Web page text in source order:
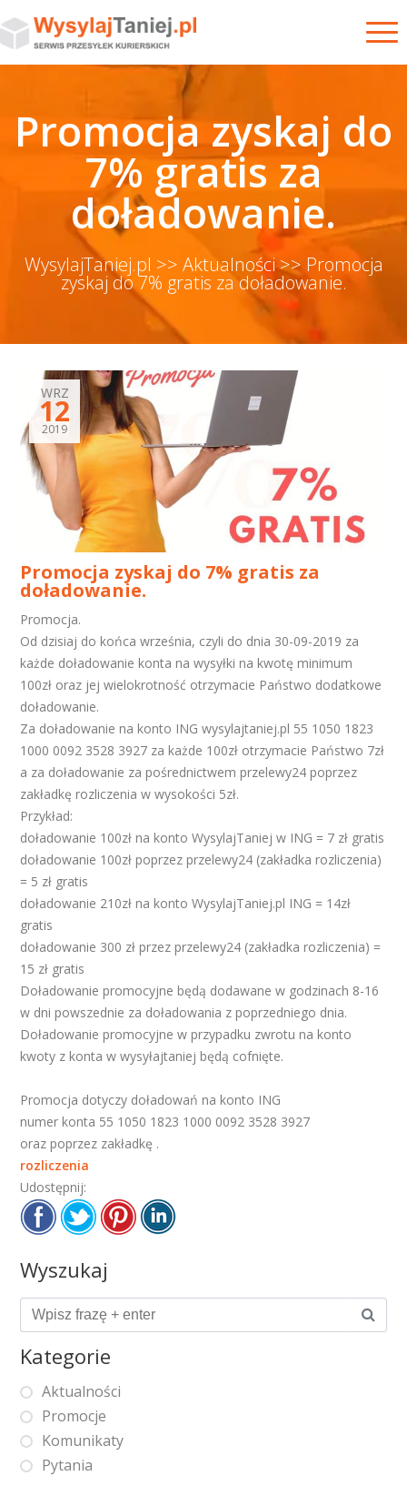
Promocja zyskaj do
7% gratis za
doładowanie.
WysylajTaniej.pl >> Aktualności >> Promocja
zyskaj do 7% gratis za doładowanie.
WRZ
12
2019
Promocja zyskaj do 7% gratis za
doładowanie.
Promocja.
Od dzisiaj do końca września, czyli do dnia 30-09-2019 za
każde doładowanie konta na wysyłki na kwotę minimum
100zł oraz jej wielokrotność otrzymacie Państwo dodatkowe
doładowanie.
Za doładowanie na konto ING wysylajtaniej.pl 55 1050 1823
1000 0092 3528 3927 za każde 100zł otrzymacie Państwo 7zł
a za doładowanie za pośrednictwem przelewy24 poprzez
zakładkę rozliczenia w wysokości 5zł.
Przykład:
doładowanie 100zł na konto WysylajTaniej w ING = 7 zł gratis
doładowanie 100zł poprzez przelewy24 (zakładka rozliczenia)
= 5 zł gratis
doładowanie 210zł na konto WysylajTaniej.pl ING = 14zł
gratis
doładowanie 300 zł przez przelewy24 (zakładka rozliczenia) =
15 zł gratis
Doładowanie promocyjne będą dodawane w godzinach 8-16
w dni powszednie za doładowania z poprzedniego dnia.
Doładowanie promocyjne w przypadku zwrotu na konto
kwoty z konta w wysyłajtaniej będą cofnięte.
Promocja dotyczy doładowań na konto ING
numer konta 55 1050 1823 1000 0092 3528 3927
oraz poprzez zakładkę
rozliczenia
.
Udostępnij:
Wyszukaj
Kategorie
Aktualności
Promocje
Komunikaty
Pytania